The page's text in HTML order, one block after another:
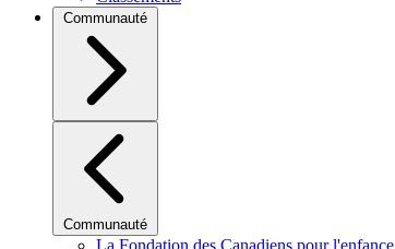
Communauté
Communauté
La Fondation des Canadiens pour l'enfance